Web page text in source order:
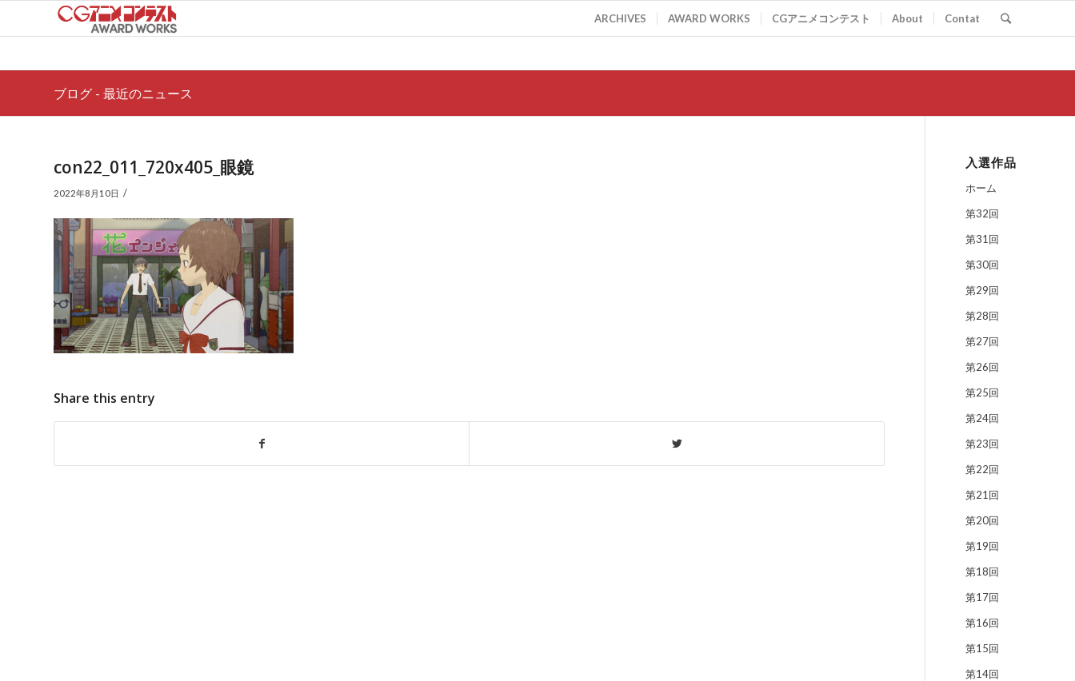
ARCHIVES AWARD WORKS CGアニメコンテスト About Contat
ブログ - 最近のニュース
con22_011_720x405_眼鏡
2022年8月10日 /
Share this entry
入選作品
ホーム
第32回
第31回
第30回
第29回
第28回
第27回
第26回
第25回
第24回
第23回
第22回
第21回
第20回
第19回
第18回
第17回
第16回
第15回
第14回